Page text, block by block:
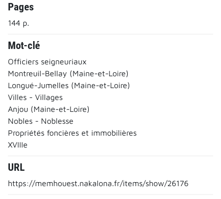
Pages
144 p.
Mot-clé
Officiers seigneuriaux
Montreuil-Bellay (Maine-et-Loire)
Longué-Jumelles (Maine-et-Loire)
Villes - Villages
Anjou (Maine-et-Loire)
Nobles - Noblesse
Propriétés foncières et immobilières
XVIIIe
URL
https://memhouest.nakalona.fr/items/show/26176